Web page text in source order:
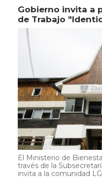
Gobierno invita a
de Trabajo
El Ministerio de
través de la
invita a la comunidad